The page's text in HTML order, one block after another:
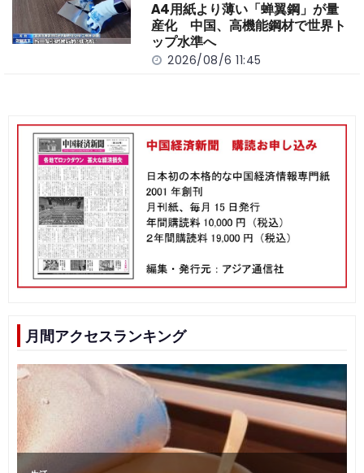
A4用紙より薄い「蝉翼鋼」が量
産化 中国、高機能鋼材で世界ト
ップ水準へ
2026/08/6 11:45
月間アクセスランキング